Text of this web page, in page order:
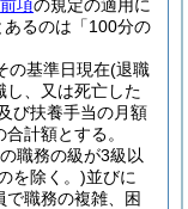
前項の規定の適用に
るのは「100分の
の基準日現在(退職
し、又は死亡した
び扶養手当の月額
計額とする。
職務の級が3級以
を除く。)並びに
職務の複雑、困